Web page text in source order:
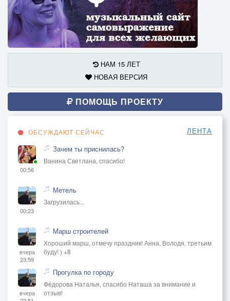
НАМ 15 ЛЕТ
НОВАЯ ВЕРСИЯ
ПОМОЩЬ ПРОЕКТУ
ОБСУЖДАЮТ СЕЙЧАС ЛЕНТА
00:56
Зачем ты приснилась?
Ванина Светлана, спасибо!
00:23
Метель
Загрузилась...
вчера
23:59
Марш строителей
Хороший марш, отмечу праздник! Анна, Володя, третьим
буду! ) +8
вчера
Прогулка по городу
Фёдорова Наталья, спасибо Наташа за внимание и
отзыв!